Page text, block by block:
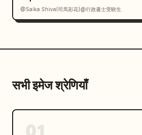
@Saika Shiva(司馬彩花)@行政書士受験生
सभी इमेज श्रेणियाँ